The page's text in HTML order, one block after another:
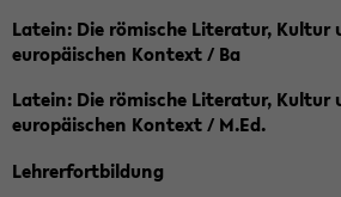
Latein: Die römische Literatur, Kultur
europäischen Kontext / Ba
Latein: Die römische Literatur, Kultur
europäischen Kontext / M.Ed.
Lehrerfortbildung